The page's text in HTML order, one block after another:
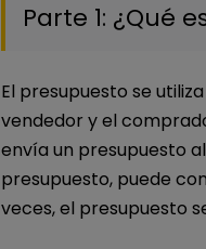
Parte 1: ¿Qué
El presupuesto se
vendedor y el
envía un presupuesto
presupuesto, puede
veces, el presupuesto